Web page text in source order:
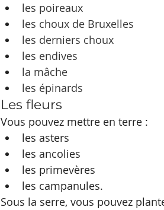
les poireaux
les choux de Bruxelles
les derniers choux
les endives
la mâche
les épinards
Les fleurs
Vous pouvez mettre en terre :
les asters
les ancolies
les primevères
les campanules.
Sous la serre, vous pouvez